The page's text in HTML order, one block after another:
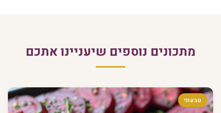
מתכונים נוספים שיעניינו אתכם
טבעוני